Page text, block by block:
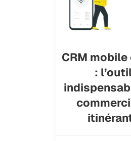
CRM
: